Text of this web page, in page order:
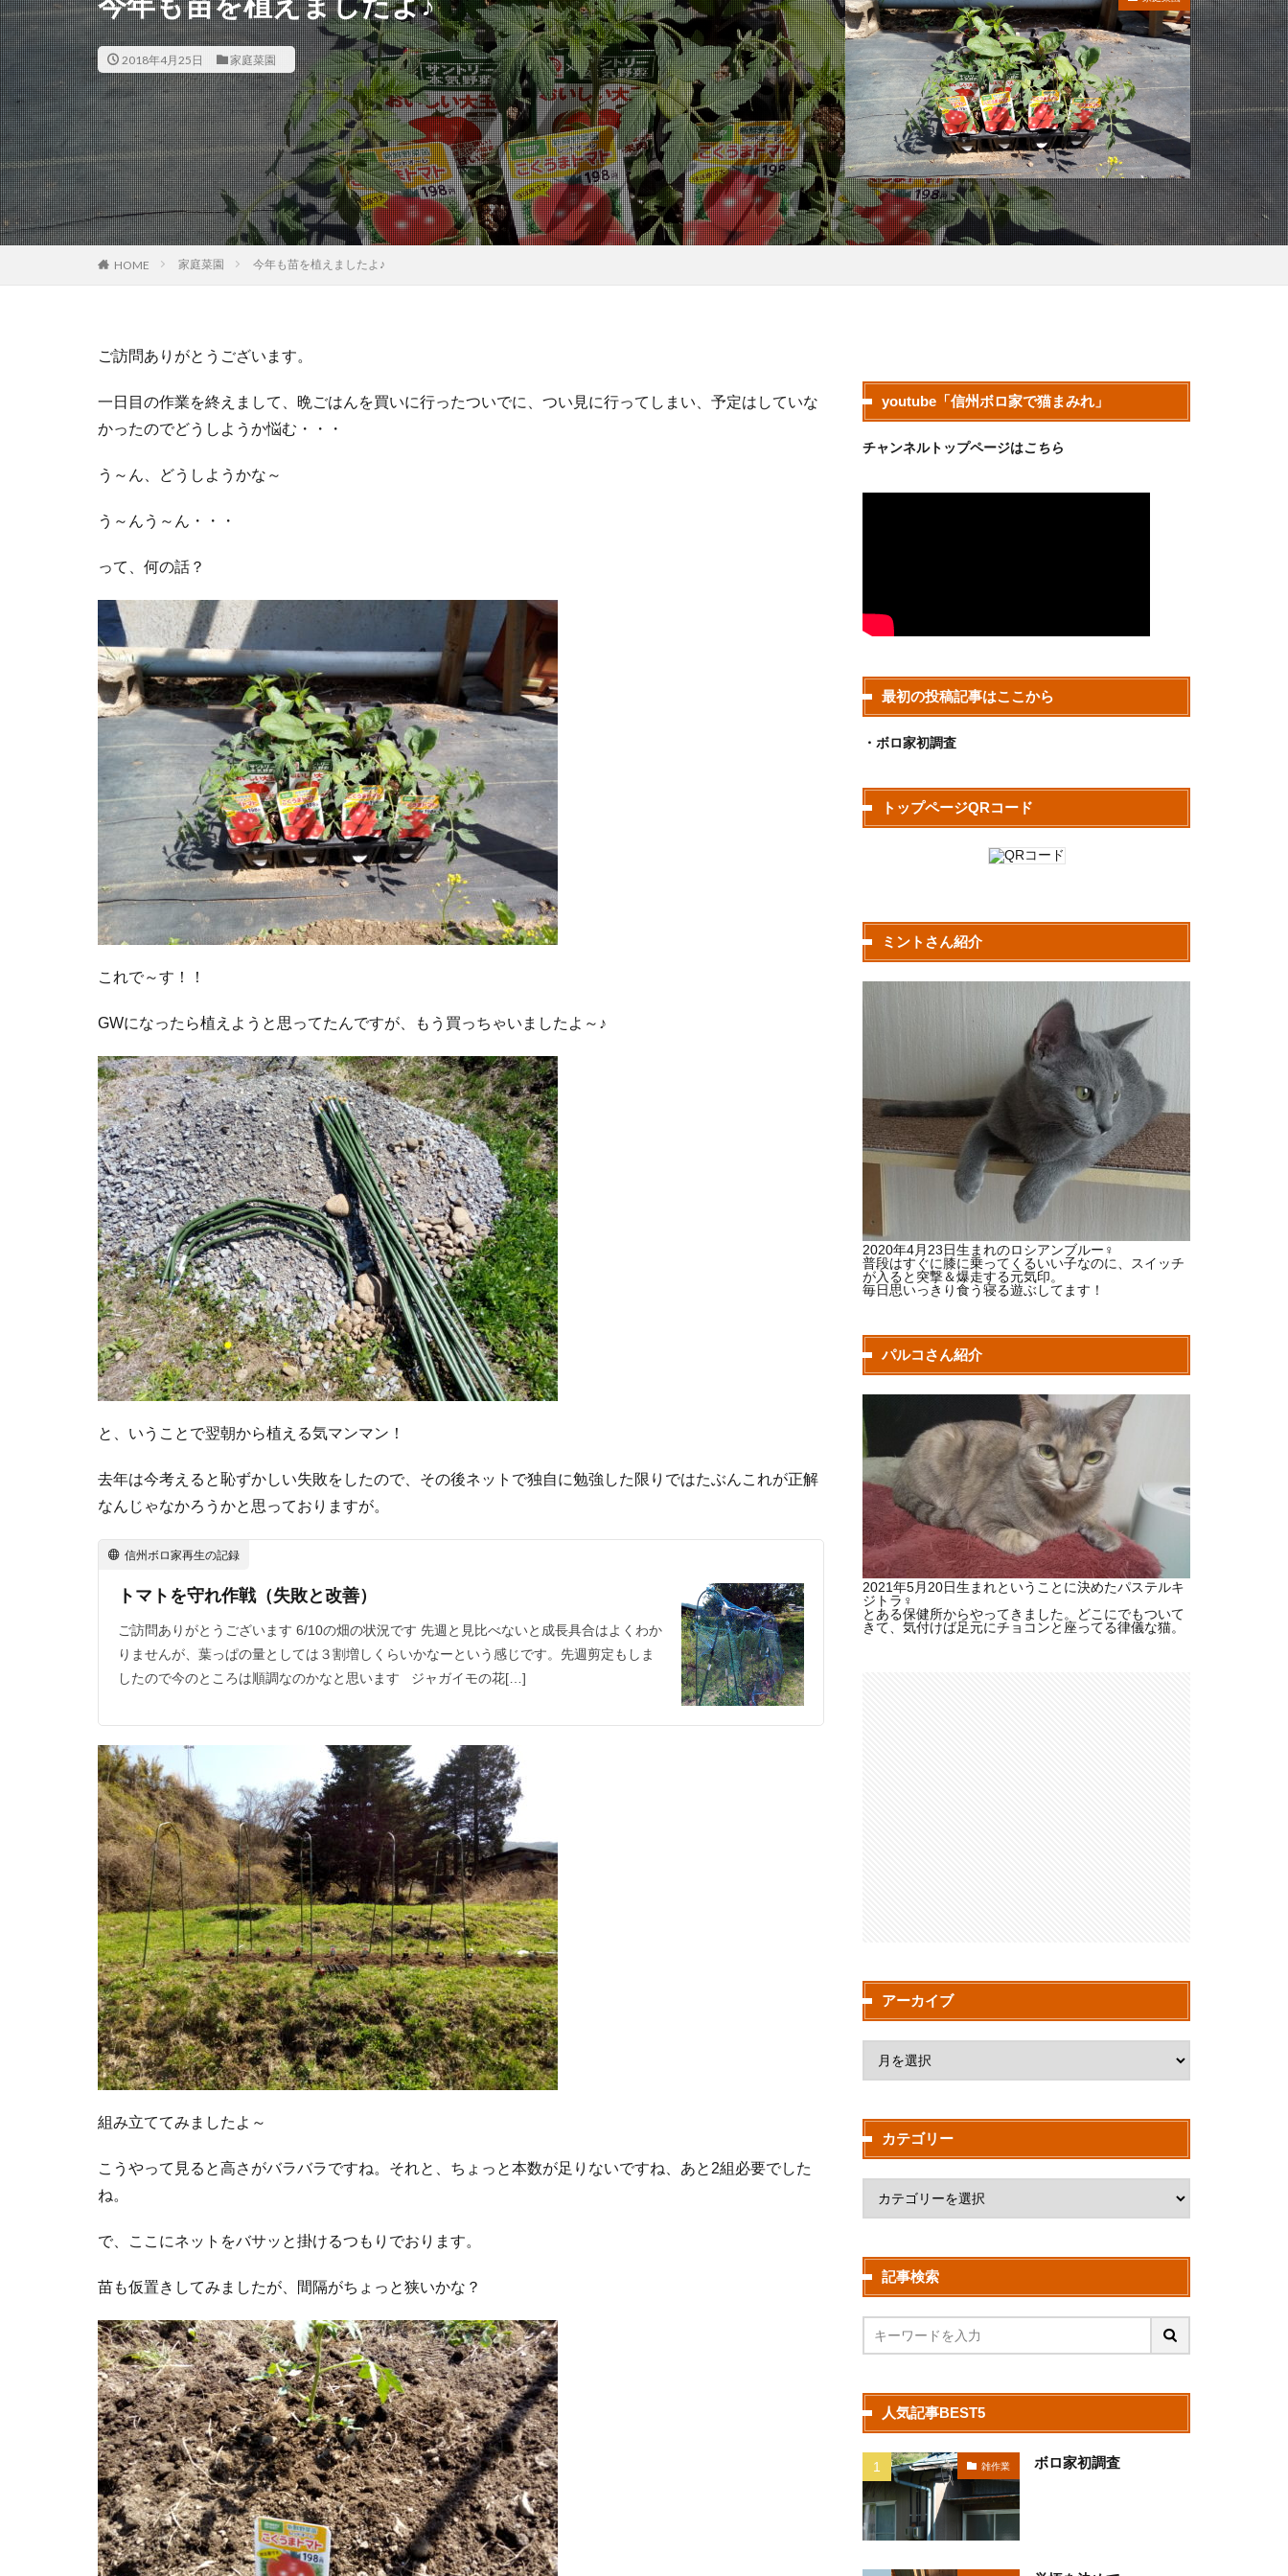
2018年4月25日 家庭菜園
HOME 家庭菜園 今年も苗を植えましたよ♪
ご訪問ありがとうございます。
一日目の作業を終えまして、晩ごはんを買いに行ったついでに、つい見に行ってしまい、予定はしていな
かったのでどうしようか悩む・・・
う～ん、どうしようかな～
う～んう～ん・・・
って、何の話？
これで～す！！
GWになったら植えようと思ってたんですが、もう買っちゃいましたよ～♪
と、いうことで翌朝から植える気マンマン！
去年は今考えると恥ずかしい失敗をしたので、その後ネットで独自に勉強した限りではたぶんこれが正解
なんじゃなかろうかと思っておりますが。
信州ボロ家再生の記録
トマトを守れ作戦（失敗と改善）
ご訪問ありがとうございます 6/10の畑の状況です 先週と見比べないと成長具合はよくわか
りませんが、葉っぱの量としては３割増しくらいかなーという感じです。先週剪定もしま
したので今のところは順調なのかなと思います ジャガイモの花[…]
組み立ててみましたよ～
こうやって見ると高さがバラバラですね。それと、ちょっと本数が足りないですね、あと2組必要でした
ね。
で、ここにネットをバサッと掛けるつもりでおります。
苗も仮置きしてみましたが、間隔がちょっと狭いかな？
youtube「信州ボロ家で猫まみれ」
チャンネルトップページはこちら
最初の投稿記事はここから
・ボロ家初調査
トップページQRコード
ミントさん紹介
2020年4月23日生まれのロシアンブルー♀
普段はすぐに膝に乗ってくるいい子なのに、スイッチ
が入ると突撃＆爆走する元気印。
毎日思いっきり食う寝る遊ぶしてます！
パルコさん紹介
2021年5月20日生まれということに決めたパステルキ
ジトラ♀
とある保健所からやってきました。どこにでもついて
きて、気付けば足元にチョコンと座ってる律儀な猫。
アーカイブ
カテゴリー
記事検索
人気記事BEST5
雑作業 ボロ家初調査